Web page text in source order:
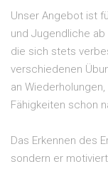
Unser Angebot ist
und Jugendliche
die sich stets
verschiedenen
an
Fähigkeiten schon
Das Erkennen des
sondern er